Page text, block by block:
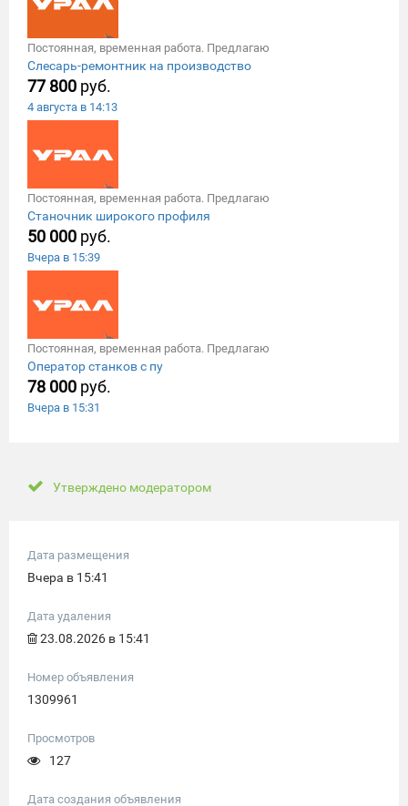
Постоянная, временная работа. Предлагаю
Слесарь-ремонтник на производство
77 800 руб.
4 августа в 14:13
Постоянная, временная работа. Предлагаю
Станочник широкого профиля
50 000 руб.
Вчера в 15:39
Постоянная, временная работа. Предлагаю
Оператор станков с пу
78 000 руб.
Вчера в 15:31
Утверждено модератором
Дата размещения
Вчера в 15:41
Дата удаления
23.08.2026 в 15:41
Номер объявления
1309961
Просмотров
127
Дата создания объявления